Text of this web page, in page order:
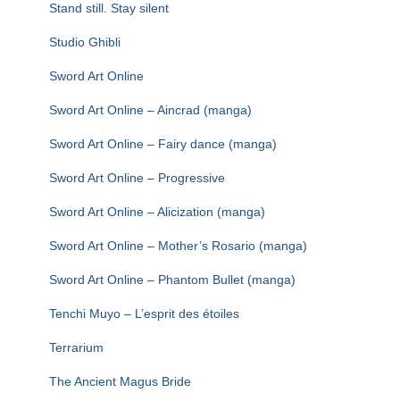
Stand still. Stay silent
Studio Ghibli
Sword Art Online
Sword Art Online – Aincrad (manga)
Sword Art Online – Fairy dance (manga)
Sword Art Online – Progressive
Sword Art Online – Alicization (manga)
Sword Art Online – Mother’s Rosario (manga)
Sword Art Online – Phantom Bullet (manga)
Tenchi Muyo – L’esprit des étoiles
Terrarium
The Ancient Magus Bride